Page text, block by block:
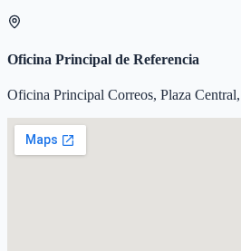
Oficina Principal de Referencia
Oficina Principal Correos, Plaza